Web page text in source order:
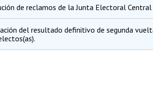
de reclamos de la Junta Electoral
del resultado definitivo de segunda